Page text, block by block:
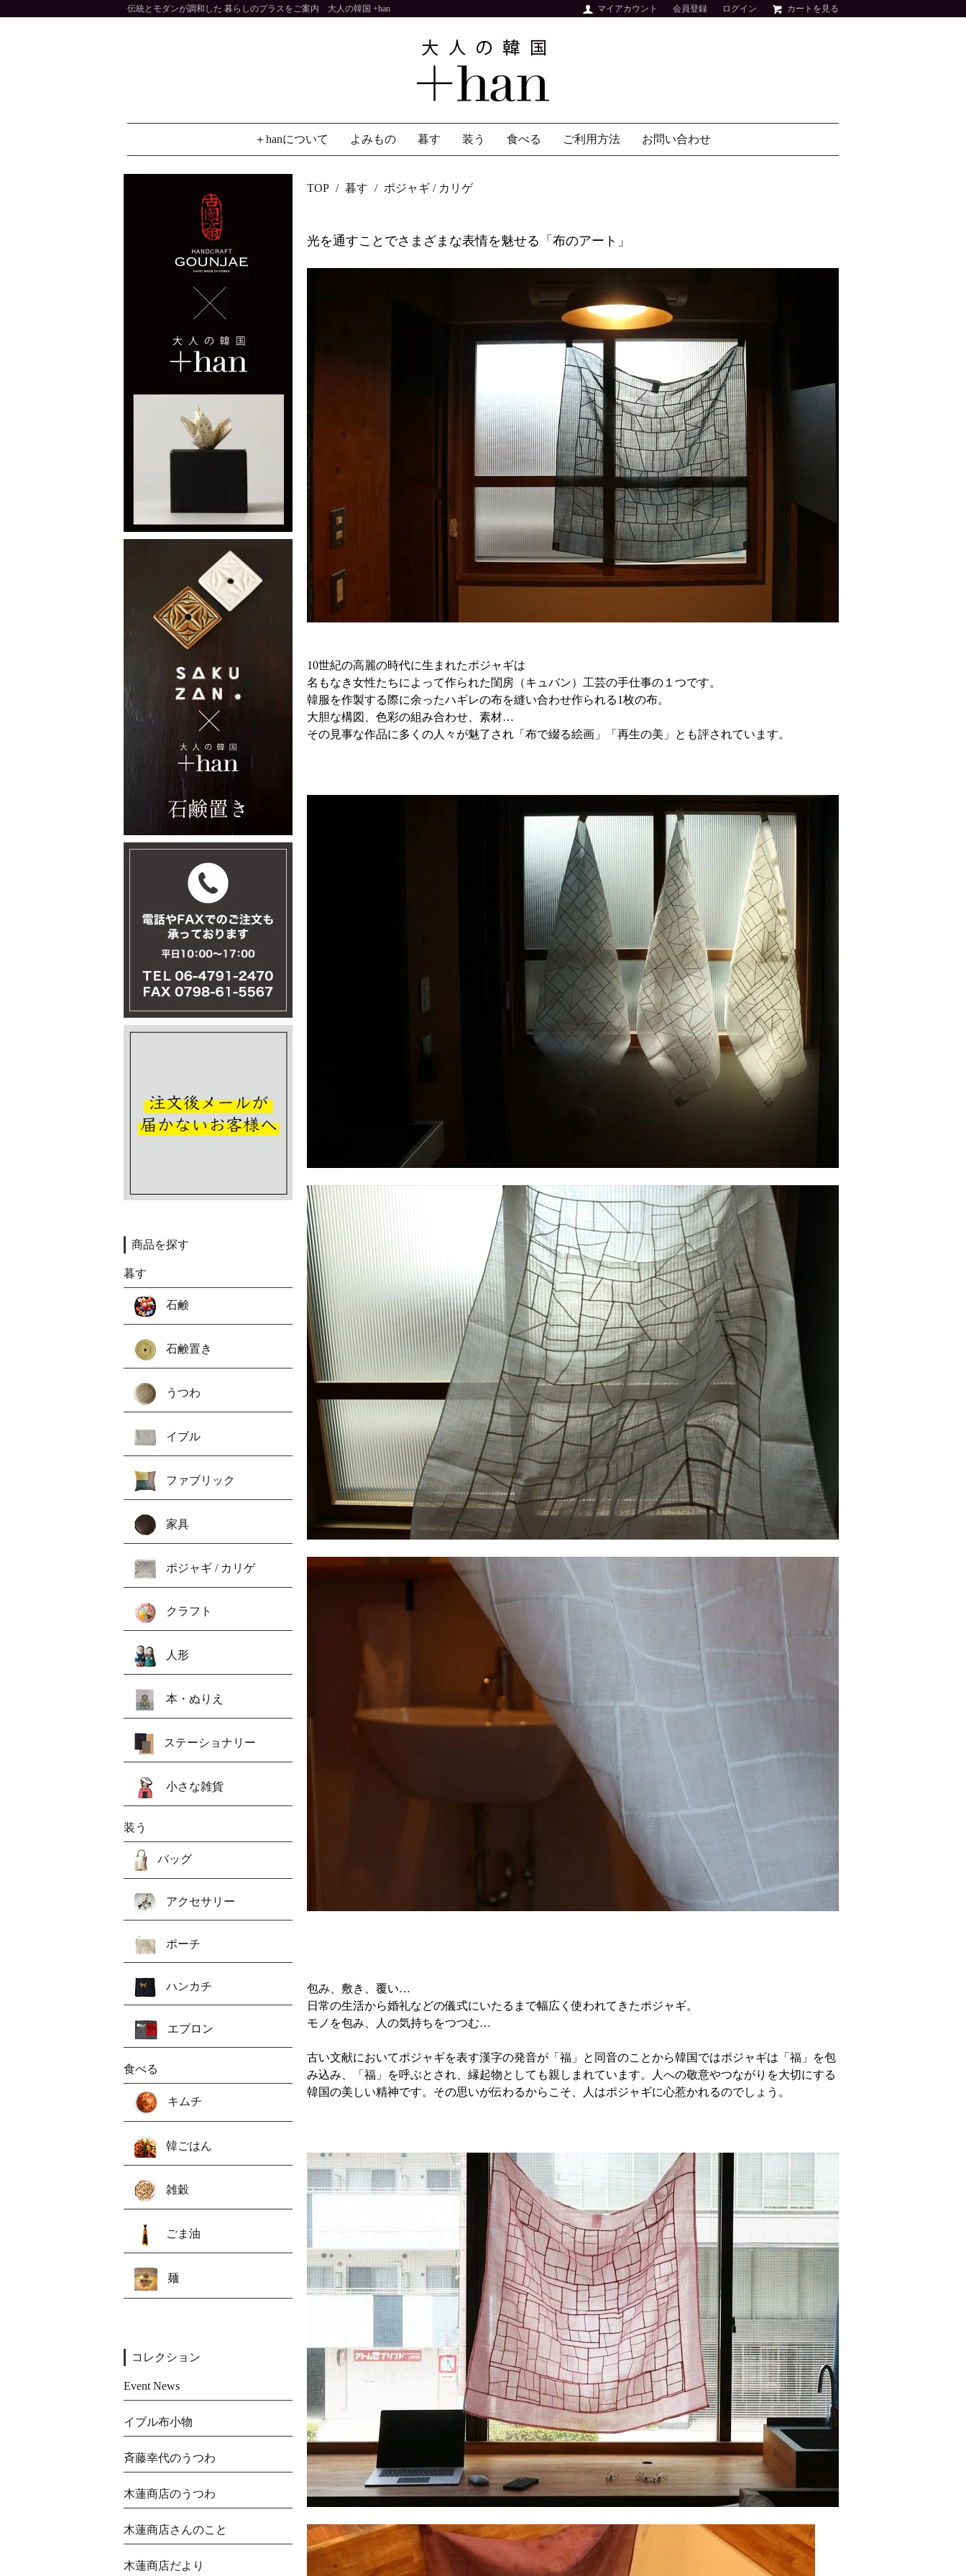
伝統とモダンが調和した 暮らしのプラスをご案内 大人の韓国 +han マイアカウント 会員登録 ログイン カートを見る
＋hanについて よみもの 暮す 装う 食べる ご利用方法 お問い合わせ
TOP 暮す ポジャギ / カリゲ
光を通すことでさまざまな表情を魅せる「布のアート」
10世紀の高麗の時代に生まれたポジャギは
名もなき女性たちによって作られた閨房（キュバン）工芸の手仕事の１つです。
韓服を作製する際に余ったハギレの布を縫い合わせ作られる1枚の布。
大胆な構図、色彩の組み合わせ、素材…
その見事な作品に多くの人々が魅了され「布で綴る絵画」「再生の美」とも評されています。
包み、敷き、覆い…
日常の生活から婚礼などの儀式にいたるまで幅広く使われてきたポジャギ。
モノを包み、人の気持ちをつつむ…
古い文献においてポジャギを表す漢字の発音が「福」と同音のことから韓国ではポジャギは「福」を包
み込み、「福」を呼ぶとされ、縁起物としても親しまれています。人への敬意やつながりを大切にする
韓国の美しい精神です。その思いが伝わるからこそ、人はポジャギに心惹かれるのでしょう。
商品を探す
暮す
石鹸
石鹸置き
うつわ
イブル
ファブリック
家具
ポジャギ / カリゲ
クラフト
人形
本・ぬりえ
ステーショナリー
小さな雑貨
装う
バッグ
アクセサリー
ポーチ
ハンカチ
エプロン
食べる
キムチ
韓ごはん
雑穀
ごま油
麺
コレクション
Event News
イブル布小物
斉藤幸代のうつわ
木蓮商店のうつわ
木蓮商店さんのこと
木蓮商店だより